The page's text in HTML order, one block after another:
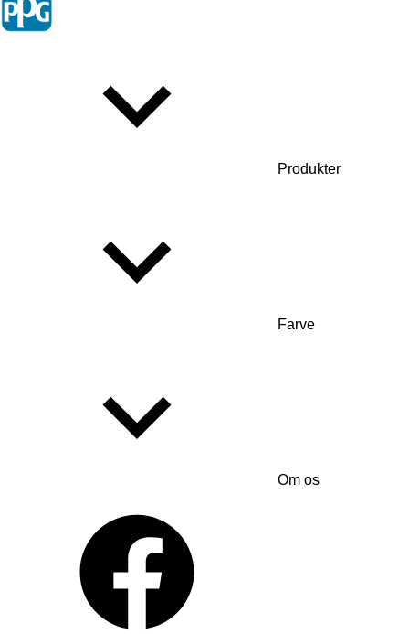
Produkter
Farve
Om os